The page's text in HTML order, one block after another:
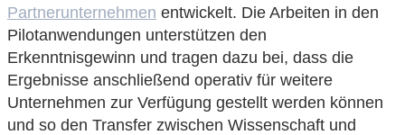
Partnerunternehmen entwickelt. Die Arbeiten in den
Pilotanwendungen unterstützen den
Erkenntnisgewinn und tragen dazu bei, dass die
Ergebnisse anschließend operativ für weitere
Unternehmen zur Verfügung gestellt werden können
und so den Transfer zwischen Wissenschaft und